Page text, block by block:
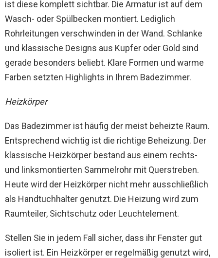
ist diese komplett sichtbar. Die Armatur ist auf dem
Wasch- oder Spülbecken montiert. Lediglich
Rohrleitungen verschwinden in der Wand. Schlanke
und klassische Designs aus Kupfer oder Gold sind
gerade besonders beliebt. Klare Formen und warme
Farben setzten Highlights in Ihrem Badezimmer.
Heizkörper
Das Badezimmer ist häufig der meist beheizte Raum.
Entsprechend wichtig ist die richtige Beheizung. Der
klassische Heizkörper bestand aus einem rechts-
und linksmontierten Sammelrohr mit Querstreben.
Heute wird der Heizkörper nicht mehr ausschließlich
als Handtuchhalter genutzt. Die Heizung wird zum
Raumteiler, Sichtschutz oder Leuchtelement.
Stellen Sie in jedem Fall sicher, dass ihr Fenster gut
isoliert ist. Ein Heizkörper er regelmäßig genutzt wird,